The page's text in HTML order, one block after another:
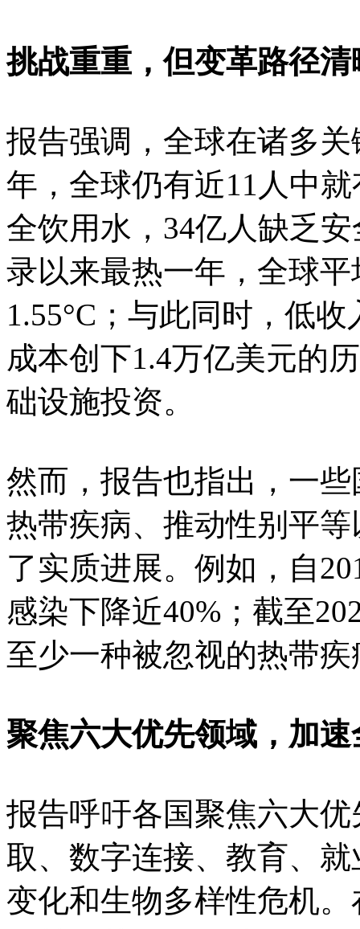
挑战重重，但变革路径清
报告强调，全球在诸多
年，全球仍有近11人中
全饮用水，34亿人缺乏
录以来最热一年，全球
1.55°C；与此同时，低
成本创下1.4万亿美元的
础设施投资。
然而，报告也指出，一
热带疾病、推动性别平
了实质进展。例如，自
感染下降近40%；截至
至少一种被忽视的热带疾
聚焦六大优先领域，加
报告呼吁各国聚焦六大
取、数字连接、教育、
变化和生物多样性危机